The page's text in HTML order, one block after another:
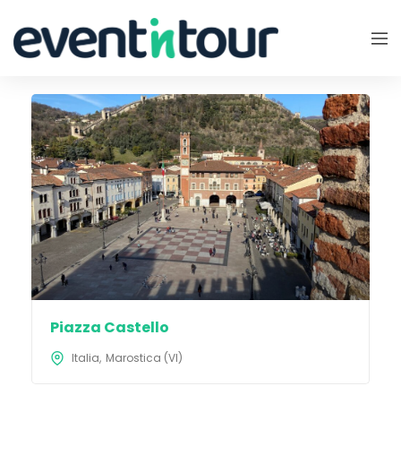
Piazza Castello
Italia Marostica (VI)